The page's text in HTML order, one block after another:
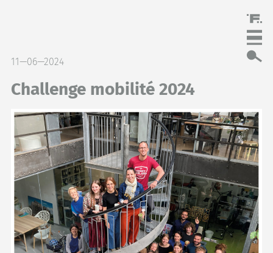
11—06—2024
Challenge mobilité 2024